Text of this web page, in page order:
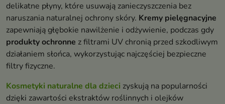
delikatne płyny, które usuwają zanieczyszczenia bez
naruszania naturalnej ochrony skóry. Kremy pielęgnacyjne
zapewniają głębokie nawilżenie i odżywienie, podczas gdy
produkty ochronne z filtrami UV chronią przed szkodliwym
działaniem słońca, wykorzystując najczęściej bezpieczne
filtry fizyczne.
Kosmetyki naturalne dla dzieci zyskują na popularności
dzięki zawartości ekstraktów roślinnych i olejków